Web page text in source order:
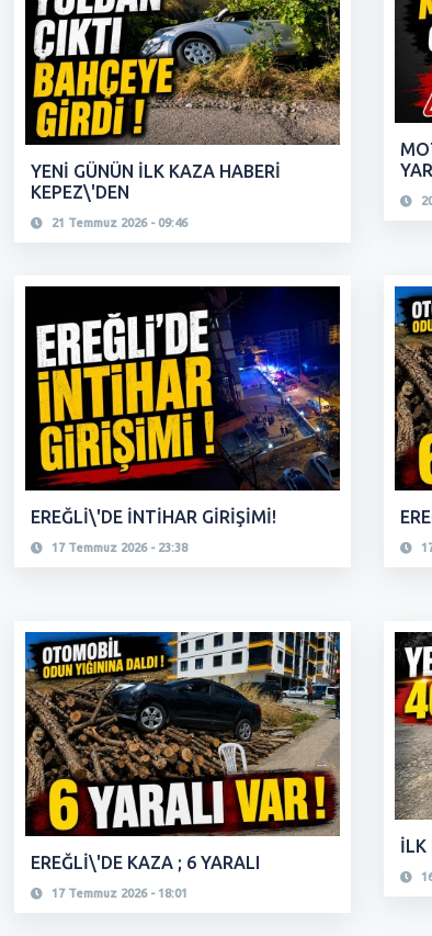
YENİ GÜNÜN İLK KAZA HABERİ
KEPEZ\'DEN
21 Temmuz 2026 - 09:46
EREĞLİ\'DE İNTİHAR GİRİŞİMİ!
17 Temmuz 2026 - 23:38
EREĞLİ\'DE KAZA ; 6 YARALI
17 Temmuz 2026 - 18:01
İLK